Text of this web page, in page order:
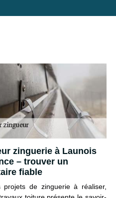
zinguerie à Launois
– trouver un
fiable
projets de zinguerie à réaliser,